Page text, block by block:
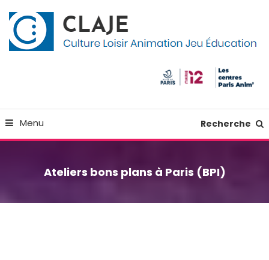
To
Content
Menu Recherche
Ateliers bons plans à Paris (BPI)